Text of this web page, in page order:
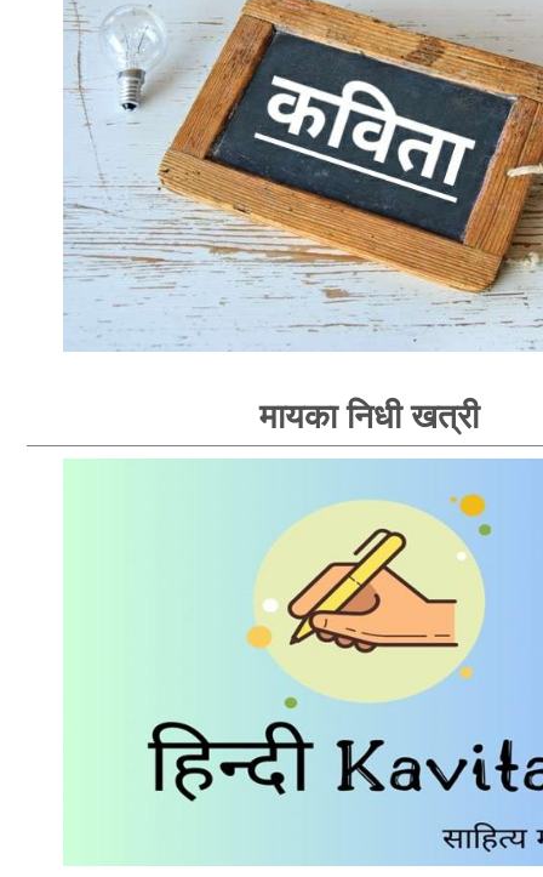
मायका निधी खत्री